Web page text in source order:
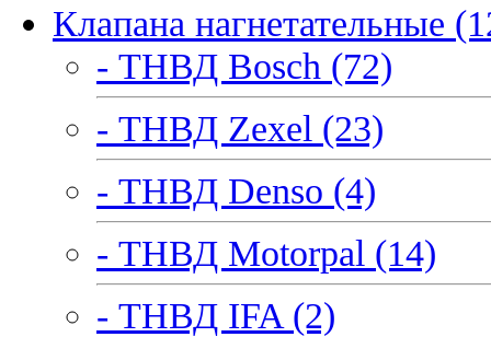
Клапана нагнетательные
- ТНВД Bosch (72)
- ТНВД Zexel (23)
- ТНВД Denso (4)
- ТНВД Motorpal (14)
- ТНВД IFA (2)